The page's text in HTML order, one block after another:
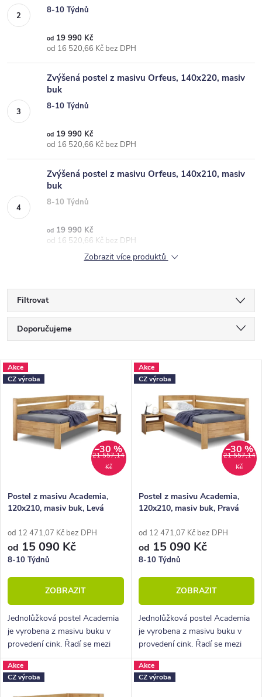
8-10 Týdnů
od 19 990 Kč
od 16 520,66 Kč bez DPH
Zvýšená postel z masivu Orfeus, 140x220, masiv
buk
8-10 Týdnů
od 19 990 Kč
od 16 520,66 Kč bez DPH
Zvýšená postel z masivu Orfeus, 140x210, masiv
buk
8-10 Týdnů
od 19 990 Kč
od 16 520,66 Kč bez DPH
Zobrazit více produktů
Filtrovat
a
z
e
n
o
d
u
k
t
ů
Doporučujeme
Nejdražší
Nejprodávanější
Abecedně
V
ý
p
r
o
d
u
k
t
ů
Akce
CZ výroba
21 557,14
Kč
–30 %
Postel z masivu Academia,
120x210, masiv buk, Levá
od 12 471,07 Kč bez DPH
od 15 090 Kč
8-10 Týdnů
ZOBRAZIT
Jednolůžková postel Academia
je vyrobena z masivu buku v
provedení cink. Řadí se mezi
kvalitní české výrobky
nábytkové řady HappyBed. U
postele Academia oceníte
Akce
CZ výroba
21 557,14
Kč
–30 %
Postel z masivu Academia,
120x210, masiv buk, Pravá
od 12 471,07 Kč bez DPH
od 15 090 Kč
8-10 Týdnů
ZOBRAZIT
Jednolůžková postel Academia
je vyrobena z masivu buku v
provedení cink. Řadí se mezi
kvalitní české výrobky
nábytkové řady HappyBed. U
postele Academia oceníte
Akce
CZ výroba
Akce
CZ výroba